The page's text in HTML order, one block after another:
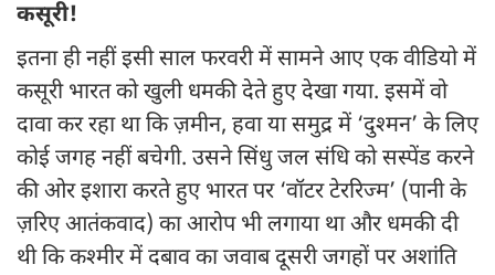
कसूरी!
इतना ही नहीं इसी साल फरवरी में सामने आए एक वीडियो में
कसूरी भारत को खुली धमकी देते हुए देखा गया. इसमें वो
दावा कर रहा था कि ज़मीन, हवा या समुद्र में ‘दुश्मन’ के लिए
कोई जगह नहीं बचेगी. उसने सिंधु जल संधि को सस्पेंड करने
की ओर इशारा करते हुए भारत पर ‘वॉटर टेररिज्म’ (पानी के
ज़रिए आतंकवाद) का आरोप भी लगाया था और धमकी दी
थी कि कश्मीर में दबाव का जवाब दूसरी जगहों पर अशांति